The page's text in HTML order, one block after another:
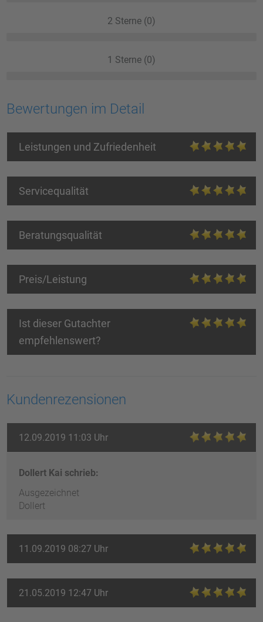
2 Sterne (0)
1 Sterne (0)
Bewertungen im Detail
Leistungen und Zufriedenheit
Servicequalität
Beratungsqualität
Preis/Leistung
Ist dieser Gutachter
empfehlenswert?
Kundenrezensionen
12.09.2019 11:03 Uhr
Dollert Kai schrieb:
Ausgezeichnet
Dollert
11.09.2019 08:27 Uhr
21.05.2019 12:47 Uhr